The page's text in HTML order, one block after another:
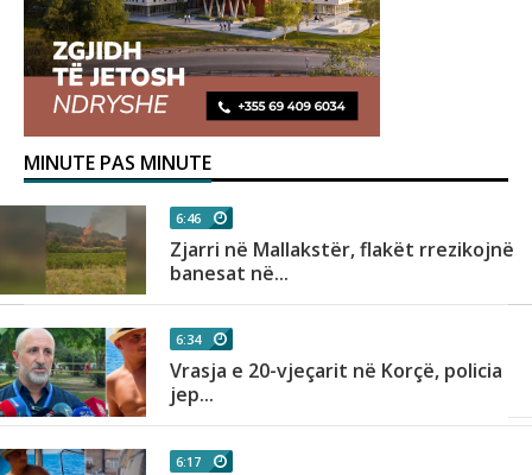
MINUTE PAS MINUTE
6:46
Zjarri në Mallakstër, flakët rrezikojnë
banesat në...
6:34
Vrasja e 20-vjeçarit në Korçë, policia
jep...
6:17